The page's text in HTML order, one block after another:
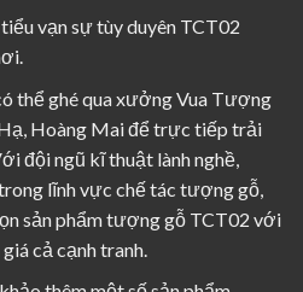
vạn sự tùy duyên TCT02
thể ghé qua xưởng Vua Tượng
Hoàng Mai để trực tiếp trải
đội ngũ kĩ thuật lành nghề,
lĩnh vực chế tác tượng gỗ,
sản phẩm tượng gỗ TCT02 với
cả cạnh tranh.